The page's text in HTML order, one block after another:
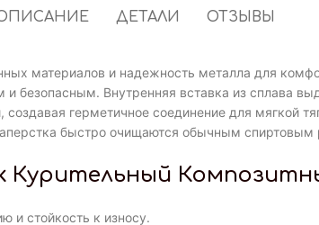
ДЕТАЛИ ОТЗЫВЫ
материалов и надежность металла для
безопасным. Внутренняя вставка из сплава
герметичное соединение для мягкой
быстро очищаются обычным спиртовым
и стойкость к износу.